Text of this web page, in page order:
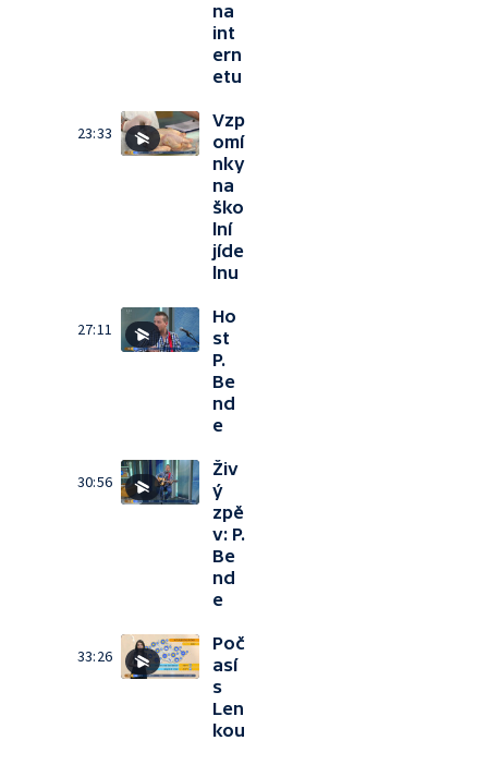
na
int
ern
etu
23:33
Vzp
omí
nky
na
ško
lní
jíde
lnu
27:11
Ho
st
P.
Be
nd
e
30:56
Živ
ý
zpě
v: P.
Be
nd
e
33:26
Poč
así
s
Len
kou